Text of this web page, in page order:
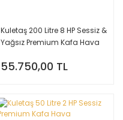
Kuletaş 200 Litre 8 HP Sessiz &
Yağsız Premium Kafa Hava
55.750,00 TL